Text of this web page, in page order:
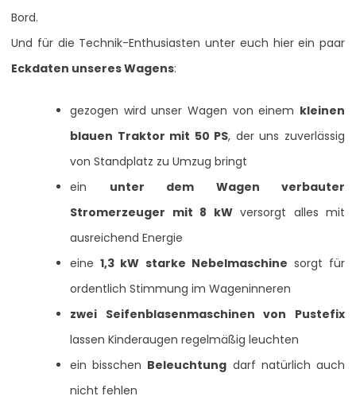
Bord.
Und für die Technik-Enthusiasten unter euch hier ein paar
Eckdaten unseres Wagens:
gezogen wird unser Wagen von einem kleinen
blauen Traktor mit 50 PS, der uns zuverlässig
von Standplatz zu Umzug bringt
ein unter dem Wagen verbauter
Stromerzeuger mit 8 kWversorgt alles mit
ausreichend Energie
eine1,3 kW starke Nebelmaschine sorgt für
ordentlich Stimmung im Wageninneren
zwei Seifenblasenmaschinen von Pustefix
lassen Kinderaugen regelmäßig leuchten
ein bisschen Beleuchtung darf natürlich auch
nicht fehlen